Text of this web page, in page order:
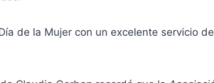
de la Mujer con un excelente servicio